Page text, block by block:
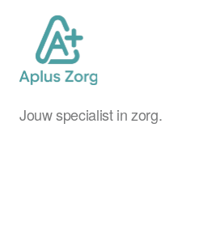
Jouw specialist in zorg.